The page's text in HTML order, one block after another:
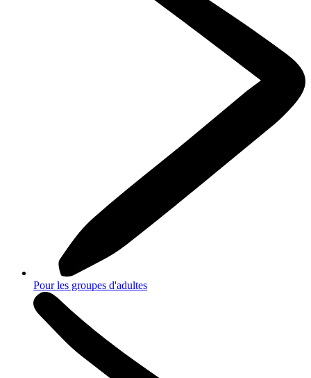
Pour les groupes d'adultes